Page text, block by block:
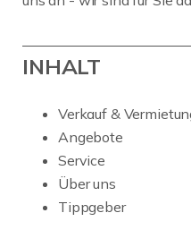
INHALT
Verkauf &
Angebote
Service
Über uns
Tippgeber